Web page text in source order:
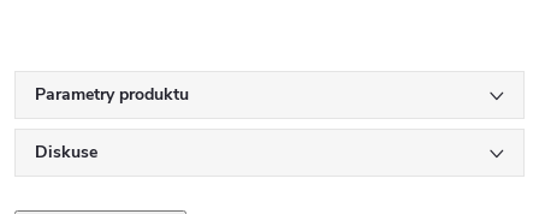
Parametry produktu
Diskuse